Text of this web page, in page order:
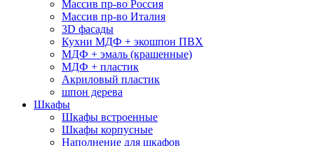
Массив пр-во Россия
Массив пр-во Италия
3D фасады
Кухни МДФ + экошпон ПВХ
МДФ + эмаль (крашенные)
МДФ + пластик
Акриловый пластик
шпон дерева
Шкафы
Шкафы встроенные
Шкафы корпусные
Наполнение для шкафов